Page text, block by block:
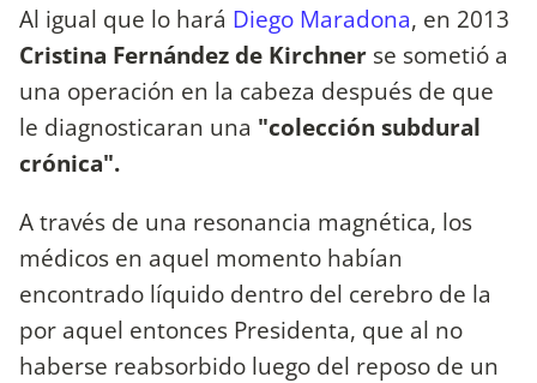
Al igual que lo hará Diego Maradona, en 2013
Cristina Fernández de Kirchner se sometió a
una operación en la cabeza después de que
le diagnosticaran una "colección subdural
crónica".
A través de una resonancia magnética, los
médicos en aquel momento habían
encontrado líquido dentro del cerebro de la
por aquel entonces Presidenta, que al no
haberse reabsorbido luego del reposo de un